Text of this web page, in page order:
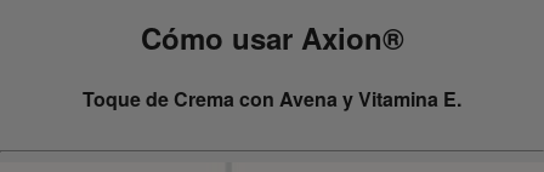
Cómo usar Axion®
Toque de Crema con Avena y Vitamina E.